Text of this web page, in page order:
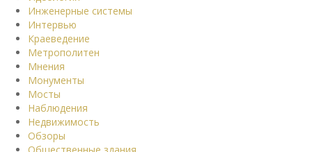
Инженерные системы
Интервью
Краеведение
Метрополитен
Мнения
Монументы
Мосты
Наблюдения
Недвижимость
Обзоры
Общественные здания